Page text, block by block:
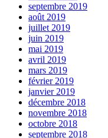
septembre 2019
août 2019
juillet 2019
juin 2019
mai 2019
avril 2019
mars 2019
février 2019
janvier 2019
décembre 2018
novembre 2018
octobre 2018
septembre 2018